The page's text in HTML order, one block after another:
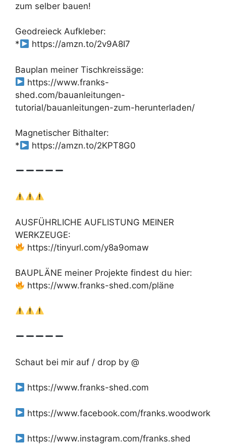
zum selber bauen!
Geodreieck Aufkleber:
*
https://amzn.to/2v9A8I7
Bauplan meiner Tischkreissäge:
https://www.franks-
shed.com/bauanleitungen-
tutorial/bauanleitungen-zum-herunterladen/
Magnetischer Bithalter:
*
https://amzn.to/2KPT8G0
AUSFÜHRLICHE AUFLISTUNG MEINER
WERKZEUGE:
https://tinyurl.com/y8a9omaw
BAUPLÄNE meiner Projekte findest du hier:
https://www.franks-shed.com/pläne
Schaut bei mir auf / drop by @
https://www.franks-shed.com
https://www.facebook.com/franks.woodwork
https://www.instagram.com/franks.shed